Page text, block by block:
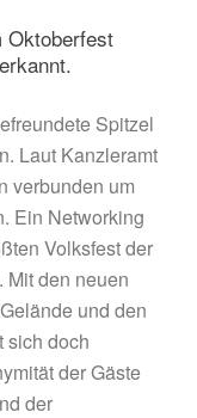
Oktoberfest
Spitzel
Laut Kanzleramt
verbunden um
Ein Networking
Volksfest der
den neuen
und den
sich doch
der Gäste
der